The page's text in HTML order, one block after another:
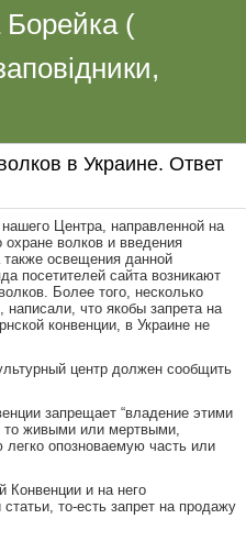
(
в Украине. Ответ
Центра, направленной на
волков и введения
освещения данной
посетителей сайта возникают
Более того, несколько
написали, что якобы запрета на
конвенции, в Украине не
центр должен сообщить
запрещает “владение этими
то живыми или мертвыми,
опозноваемую часть или
и на него
то-есть запрет на продажу